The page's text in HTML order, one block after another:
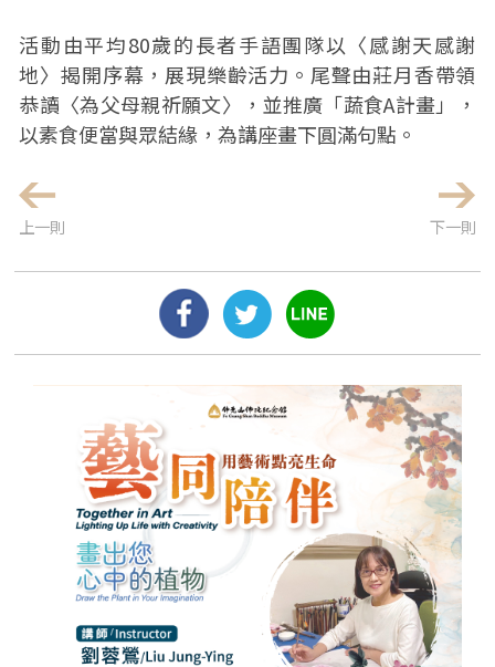
活動由平均80歲的長者手語團隊以〈感謝天感謝
地〉揭開序幕，展現樂齡活力。尾聲由莊月香帶領
恭讀〈為父母親祈願文〉，並推廣「蔬食A計畫」，
以素食便當與眾結緣，為講座畫下圓滿句點。
上一則 下一則